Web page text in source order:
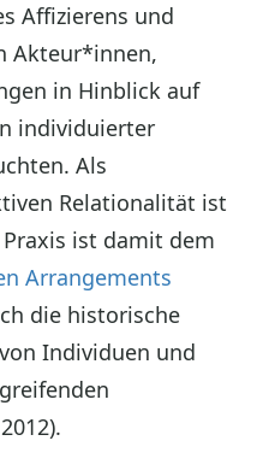
Affizierens und
Akteur*innen,
in Hinblick auf
individuierter
Als
Relationalität ist
ist damit dem
Arrangements
die historische
Individuen und